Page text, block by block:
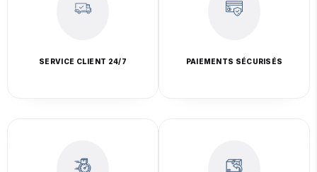
SERVICE CLIENT 24/7 PAIEMENTS SÉCURISÉS